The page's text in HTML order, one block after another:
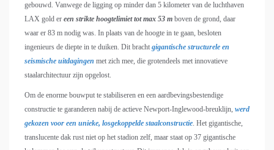
gebouwd. Vanwege de ligging op minder dan 5 kilometer van de luchthaven
LAX gold er een strikte hoogtelimiet tot max 53 m boven de grond, daar
waar er 83 m nodig was. In plaats van de hoogte in te gaan, besloten
ingenieurs de diepte in te duiken. Dit bracht gigantische structurele en
seismische uitdagingen met zich mee, die grotendeels met innovatieve
staalarchitectuur zijn opgelost.
Om de enorme bouwput te stabiliseren en een aardbevingsbestendige
constructie te garanderen nabij de actieve Newport-Inglewood-breuklijn, werd
gekozen voor een unieke, losgekoppelde staalconstructie. Het gigantische,
translucente dak rust niet op het stadion zelf, maar staat op 37 gigantische